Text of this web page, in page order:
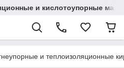
и кислотоупорные
и теплоизоляционные